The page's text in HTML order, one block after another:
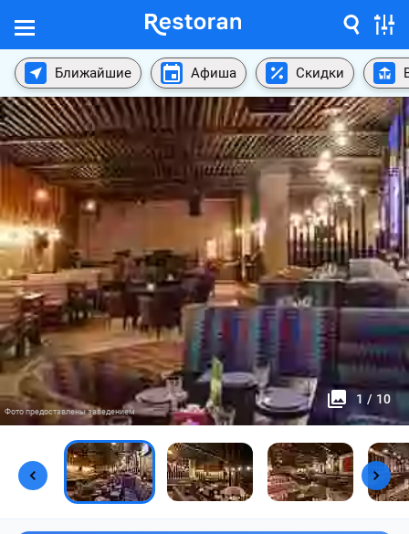
Ближайшие Афиша Скидки
1 / 10
Фото предоставлены заведением